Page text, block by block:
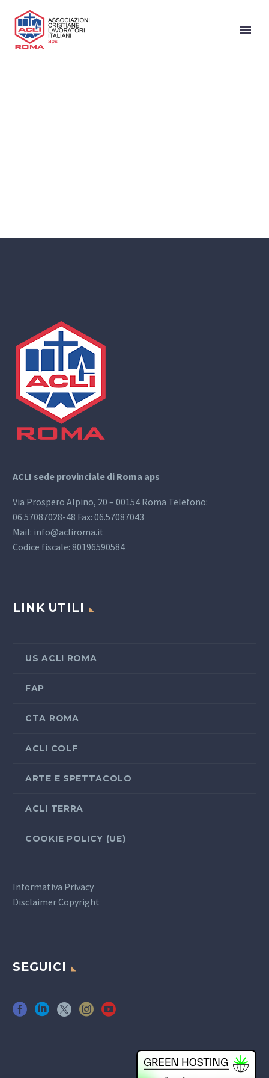
ACLI sede provinciale di Roma aps
Via Prospero Alpino, 20 – 00154 Roma Telefono:
06.57087028-48 Fax: 06.57087043
Mail: info@acliroma.it
Codice fiscale: 80196590584
LINK UTILI
US ACLI ROMA
FAP
CTA ROMA
ACLI COLF
ARTE E SPETTACOLO
ACLI TERRA
COOKIE POLICY (UE)
Informativa Privacy
Disclaimer Copyright
SEGUICI